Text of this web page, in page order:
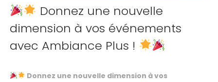
Donnez une nouvelle
dimension à vos événements
avec Ambiance Plus !
Donnez une nouvelle dimension à vos